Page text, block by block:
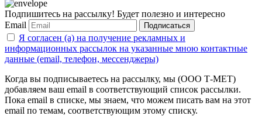
Подпишитесь на рассылку! Будет полезно и интересно
Email
Подписаться
Я согласен (а) на получение рекламных и
информационных рассылок на указанные мною контактные
данные (email, телефон, мессенджеры)
Когда вы подписываетесь на рассылку, мы (ООО Т-МЕТ)
добавляем ваш email в соответствующий список рассылки.
Пока email в списке, мы знаем, что можем писать вам на этот
email по темам, соответствующим этому списку.